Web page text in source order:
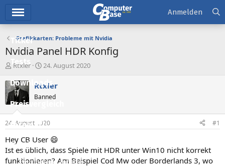
Ticker
Tests
Downloads
Preisvergleich
Forum
Aktuelles
Empfohlene Inhalte
Anmelden
Grafikkarten: Probleme mit Nvidia
Nvidia Panel HDR Konfig
E
s
t
e
e
r
Rtxler
E
s
e
l
t
a
m
24. August 2020
Rtxler
Banned
24. August 2020 #1
Hey CB User 😄
Ist es üblich, dass Spiele mit HDR unter Win10 nicht korrekt
funktionieren? Am Beispiel Cod Mw oder Borderlands 3, wo